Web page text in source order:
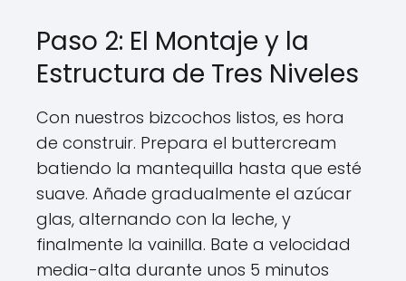
Paso 2: El Montaje y la
Estructura de Tres Niveles
Con nuestros bizcochos listos, es hora
de construir. Prepara el buttercream
batiendo la mantequilla hasta que esté
suave. Añade gradualmente el azúcar
glas, alternando con la leche, y
finalmente la vainilla. Bate a velocidad
media-alta durante unos 5 minutos